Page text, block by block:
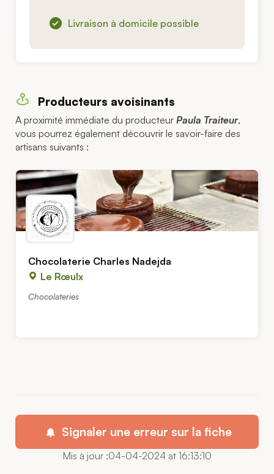
Livraison à domicile possible
Producteurs avoisinants
A proximité immédiate du producteur Paula Traiteur,
vous pourrez également découvrir le savoir-faire des
artisans suivants :
Chocolaterie Charles Nadejda
Le Rœulx
Chocolateries
Signaler une erreur sur la fiche
Mis à jour :04-04-2024 at 16:13:10